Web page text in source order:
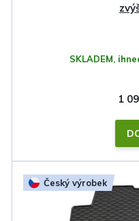
SKLADEM,
1
Český výrobek